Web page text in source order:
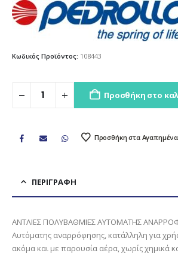
Κωδικός Προϊόντος: 108443
Προσθήκη στο
Προσθήκη στα Αγαπημένα
ΠΕΡΙΓΡΑΦΉ
ΑΝΤΛΙΕΣ ΠΟΛYΒΑΘΜΙΕΣ ΑYΤΟΜΑΤHΣ
Αυτόματης αναρρόφησης, κατάλληλη για
ακόμα και με παρουσία αέρα, χωρίς χημικά